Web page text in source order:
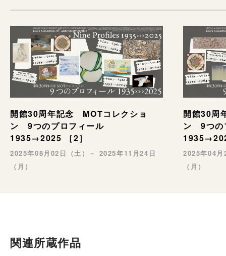
開館30周年記念 MOTコレクショ
ン 9つのプロフィール
1935→2025 ［2］
2025年08月02日（土）－ 2025年11月24日
（月）
開館30周
ン 9つ
2025年04
（月）
関連所蔵作品